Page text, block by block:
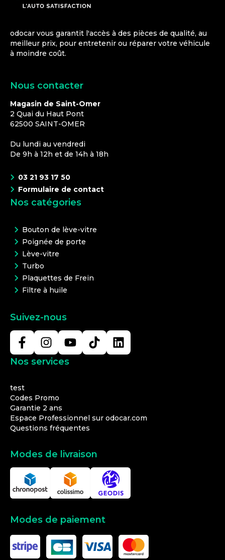
odocar vous garantit l'accès à des pièces de qualité, au
meilleur prix, pour entretenir ou réparer votre véhicule
à moindre coût.
Nous contacter
Magasin de Saint-Omer
2 Quai du Haut Pont
62500 SAINT-OMER
Du lundi au vendredi
De 9h à 12h et de 14h à 18h
03 21 93 17 50
Formulaire de contact
Nos catégories
Bouton de lève-vitre
Poignée de porte
Lève-vitre
Turbo
Plaquettes de Frein
Filtre à huile
Suivez-nous
Nos services
test
Codes Promo
Garantie 2 ans
Espace Professionnel sur odocar.com
Questions fréquentes
Modes de livraison
Modes de paiement